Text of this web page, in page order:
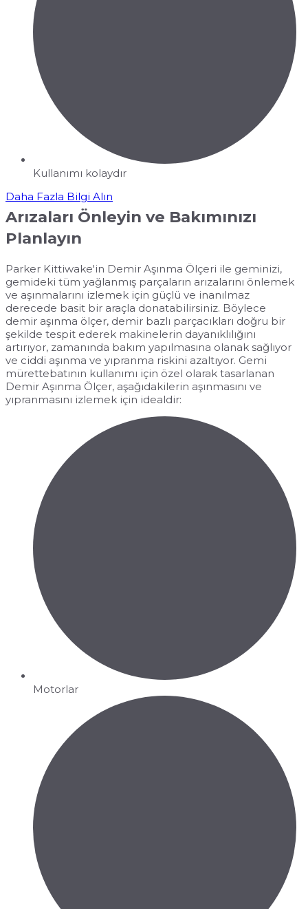
Kullanımı kolaydır
Daha Fazla Bilgi Alın
Arızaları Önleyin ve Bakımınızı
Planlayın
Parker Kittiwake'in Demir Aşınma Ölçeri ile geminizi,
gemideki tüm yağlanmış parçaların arızalarını önlemek
ve aşınmalarını izlemek için güçlü ve inanılmaz
derecede basit bir araçla donatabilirsiniz. Böylece
demir aşınma ölçer, demir bazlı parçacıkları doğru bir
şekilde tespit ederek makinelerin dayanıklılığını
artırıyor, zamanında bakım yapılmasına olanak sağlıyor
ve ciddi aşınma ve yıpranma riskini azaltıyor. Gemi
mürettebatının kullanımı için özel olarak tasarlanan
Demir Aşınma Ölçer, aşağıdakilerin aşınmasını ve
yıpranmasını izlemek için idealdir:
Motorlar